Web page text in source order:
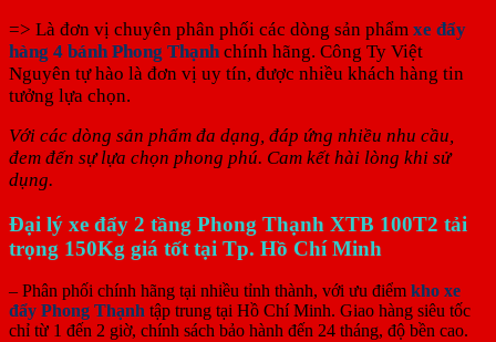
=> Là đơn vị chuyên phân phối các dòng sản phẩm xe đẩy
hàng 4 bánh Phong Thạnhchính hãng. Công Ty Việt
Nguyên tự hào là đơn vị uy tín, được nhiều khách hàng tin
tưởng lựa chọn.
Với các dòng sản phẩm đa dạng, đáp ứng nhiều nhu cầu,
đem đến sự lựa chọn phong phú. Cam kết hài lòng khi sử
dụng.
Đại lý xe đẩy 2 tầng Phong Thạnh XTB 100T2 tải
trọng 150Kg giá tốt tại Tp. Hồ Chí Minh
– Phân phối chính hãng tại nhiều tỉnh thành, với ưu điểm kho xe
đẩy Phong Thạnh tập trung tại Hồ Chí Minh. Giao hàng siêu tốc
chỉ từ 1 đến 2 giờ, chính sách bảo hành đến 24 tháng, độ bền cao.